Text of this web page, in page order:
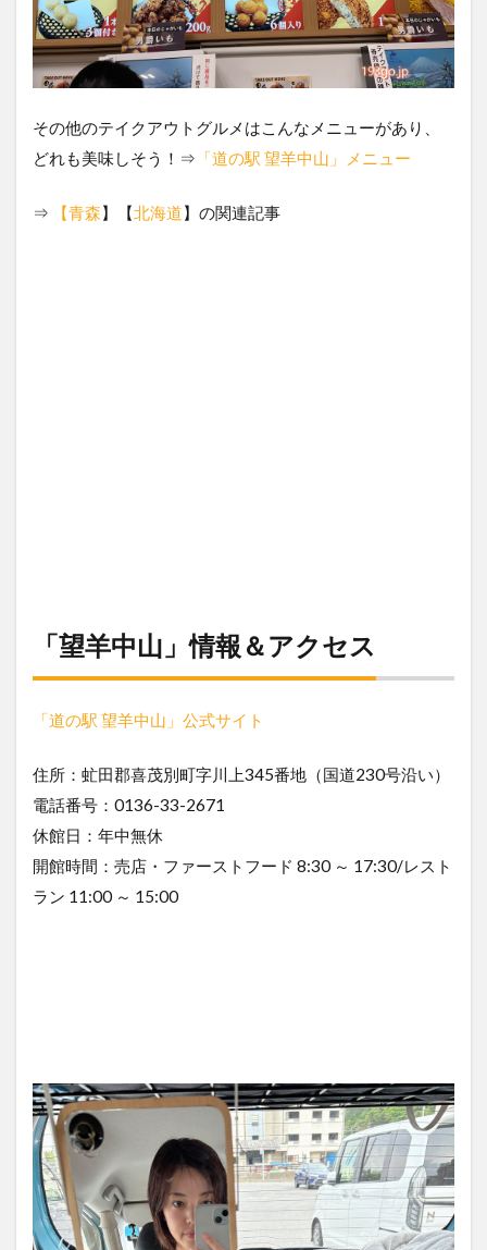
その他のテイクアウトグルメはこんなメニューがあり、
どれも美味しそう！⇒ 「道の駅 望羊中山」メニュー
⇒ 【青森】【北海道】の関連記事
「望羊中山」情報＆アクセス
「道の駅 望羊中山」公式サイト
住所：虻田郡喜茂別町字川上345番地（国道230号沿い）
電話番号：0136-33-2671
休館日：年中無休
開館時間：売店・ファーストフード 8:30 ～ 17:30/レスト
ラン 11:00 ～ 15:00